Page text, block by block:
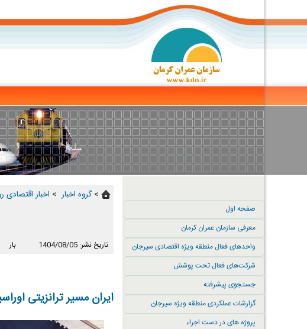
صفحه اول
معرفی سازمان عمران کرمان
واحدهای فعال منطقه ویژه اقتصادی سیرجان
شرکت‌های فعال تحت پوشش
جستجوی پیشرفته
گزارشات عملکردی منطقه ویژه سیرجان
پروژه های در دست اجراء
>گروه اخبار ‏ > اخبار اقتصادی
تاریخ نشر: 1404/08/05 بار
ایران مسیر ترانزیتی